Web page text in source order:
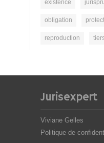
existence
obligation
reproduction
Jurisexpert
Viviane Gelles
Politique de